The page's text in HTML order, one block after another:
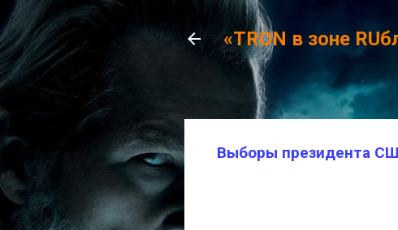
«TRON в зоне
Выборы президента